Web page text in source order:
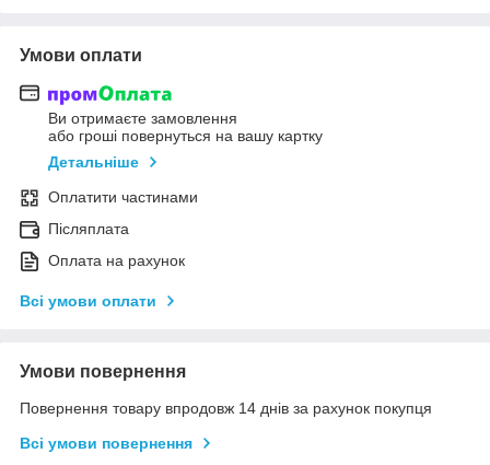
Умови оплати
Ви отримаєте замовлення
або гроші повернуться на вашу картку
Детальніше
Оплатити частинами
Післяплата
Оплата на рахунок
Всі умови оплати
Умови повернення
Повернення товару впродовж 14 днів за рахунок покупця
Всі умови повернення